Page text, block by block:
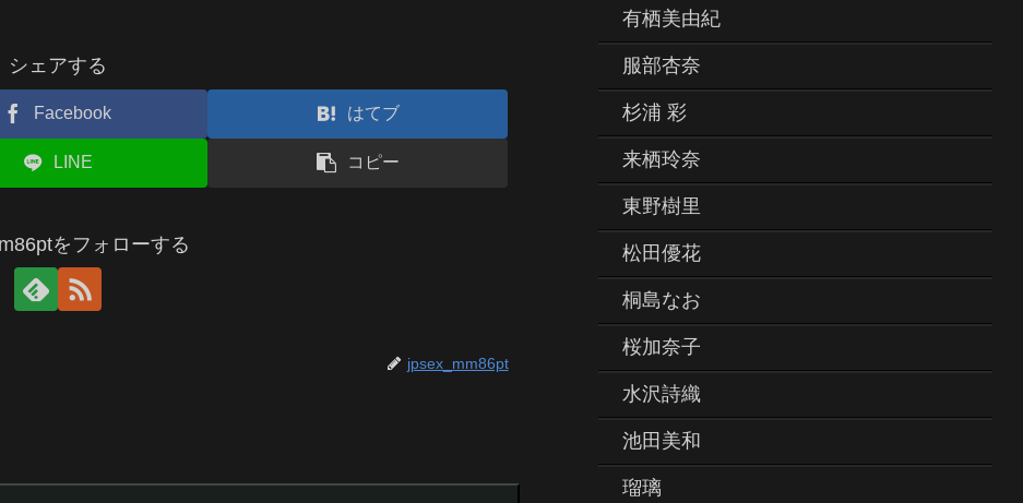
シェアする
Facebook はてブ
LINE コピー
をフォローする
jpsex_mm86pt
有栖美由紀
服部杏奈
杉浦 彩
来栖玲奈
東野樹里
松田優花
桐島なお
桜加奈子
水沢詩織
池田美和
瑠璃